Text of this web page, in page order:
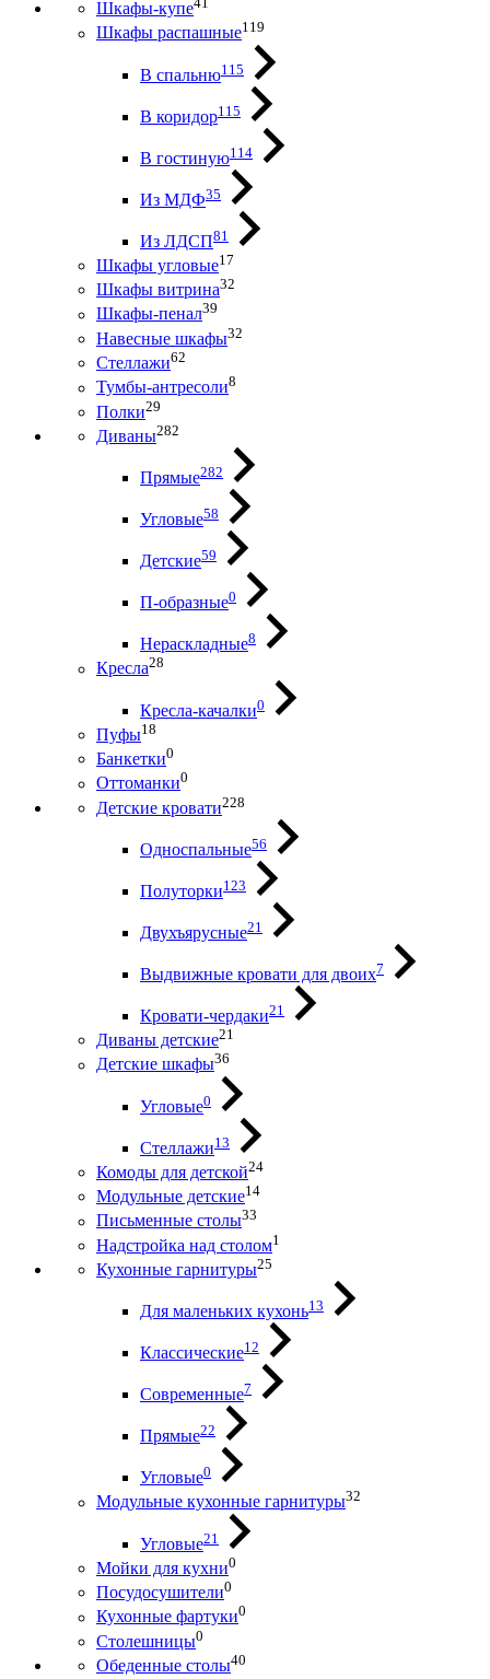
Шкафы-купе
Шкафы распашные119
В спальню115
В коридор115
В гостиную114
Из МДФ35
Из ЛДСП81
Шкафы угловые17
Шкафы витрина32
Шкафы-пенал39
Навесные шкафы32
Стеллажи62
Тумбы-антресоли8
Полки29
Диваны282
Прямые282
Угловые58
Детские59
П-образные0
Нераскладные8
Кресла28
Кресла-качалки0
Пуфы18
Банкетки0
Оттоманки0
Детские кровати228
Односпальные56
Полуторки123
Двухъярусные21
Выдвижные кровати для двоих7
Кровати-чердаки21
Диваны детские21
Детские шкафы36
Угловые0
Стеллажи13
Комоды для детской24
Модульные детские14
Письменные столы33
Надстройка над столом1
Кухонные гарнитуры25
Для маленьких кухонь13
Классические12
Современные7
Прямые22
Угловые0
Модульные кухонные гарнитуры32
Угловые21
Мойки для кухни0
Посудосушители0
Кухонные фартуки0
Столешницы0
Обеденные столы40